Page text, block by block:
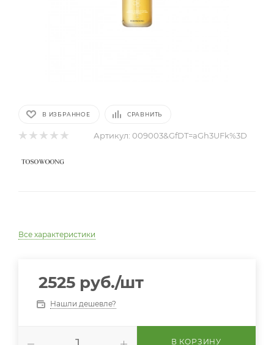
В ИЗБРАННОЕ СРАВНИТЬ
Артикул: 009003&GfDT=aGh3UFk%3D
Все характеристики
2525 руб./шт
Нашли дешевле?
В КОРЗИНУ